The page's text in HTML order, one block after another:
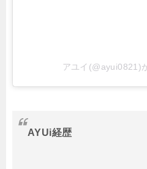
アユイ(@ayui0821)
AYUi経歴